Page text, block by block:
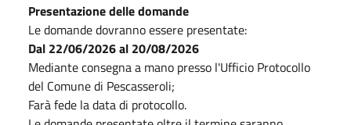
Presentazione delle domande
Le domande dovranno essere presentate:
Dal 22/06/2026 al 20/08/2026
Mediante consegna a mano presso l'Ufficio Protocollo
del Comune di Pescasseroli;
Farà fede la data di protocollo.